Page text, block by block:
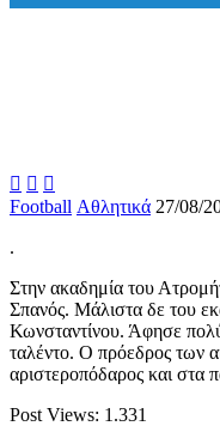
  
Football Αθλητικά 27/08/
.
Στην ακαδημία του
Σπανός. Μάλιστα δε του
Κωνσταντίνου. Άφησε πολύ
ταλέντο. Ο πρόεδρος των
αριστεροπόδαρος και στα
Post Views: 1.331